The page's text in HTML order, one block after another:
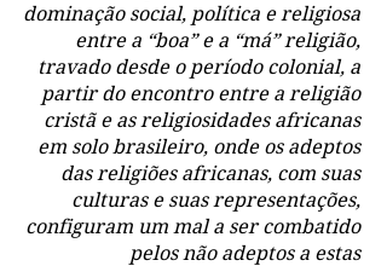
dominação social, política e religiosa
entre a “boa” e a “má” religião,
travado desde o período colonial, a
partir do encontro entre a religião
cristã e as religiosidades africanas
em solo brasileiro, onde os adeptos
das religiões africanas, com suas
culturas e suas representações,
configuram um mal a ser combatido
pelos não adeptos a estas